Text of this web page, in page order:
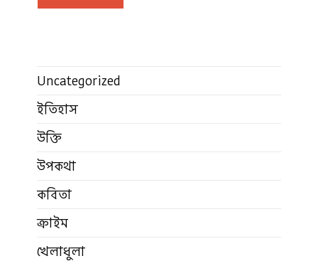
Uncategorized
ইতিহাস
উক্তি
উপকথা
কবিতা
ক্রাইম
খেলাধুলা